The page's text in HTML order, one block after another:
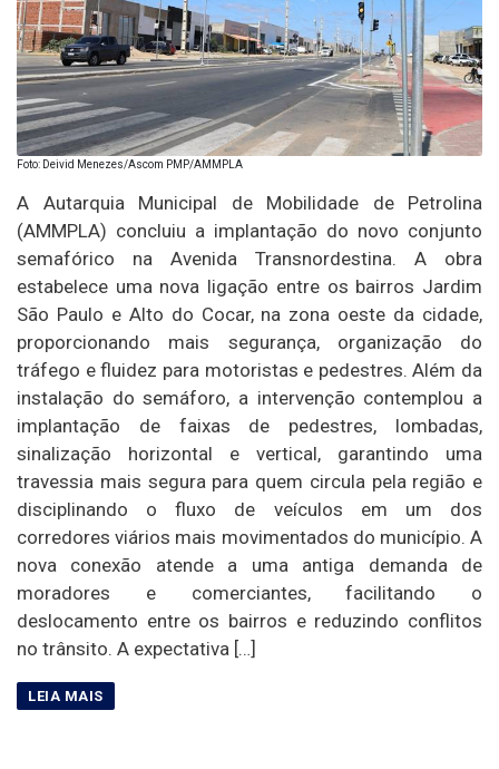
Foto: Deivid Menezes/Ascom PMP/AMMPLA
A Autarquia Municipal de Mobilidade de Petrolina
(AMMPLA) concluiu a implantação do novo conjunto
semafórico na Avenida Transnordestina. A obra
estabelece uma nova ligação entre os bairros Jardim
São Paulo e Alto do Cocar, na zona oeste da cidade,
proporcionando mais segurança, organização do
tráfego e fluidez para motoristas e pedestres. Além da
instalação do semáforo, a intervenção contemplou a
implantação de faixas de pedestres, lombadas,
sinalização horizontal e vertical, garantindo uma
travessia mais segura para quem circula pela região e
disciplinando o fluxo de veículos em um dos
corredores viários mais movimentados do município. A
nova conexão atende a uma antiga demanda de
moradores e comerciantes, facilitando o
deslocamento entre os bairros e reduzindo conflitos
no trânsito. A expectativa […]